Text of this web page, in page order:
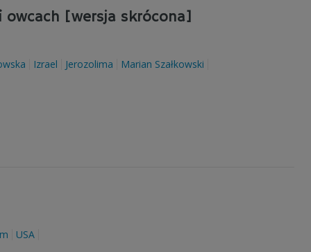
owcach [wersja skrócona]
Izrael Jerozolima Marian Szałkowski
USA